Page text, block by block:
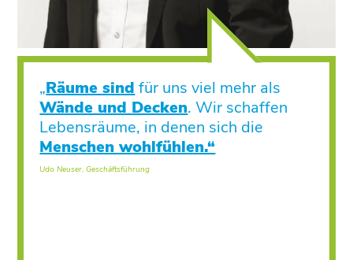
„Räume sind für uns viel mehr als
Wände und Decken. Wir schaffen
Lebensräume, in denen sich die
Menschen wohlfühlen.“
Udo Neuser, Geschäftsführung